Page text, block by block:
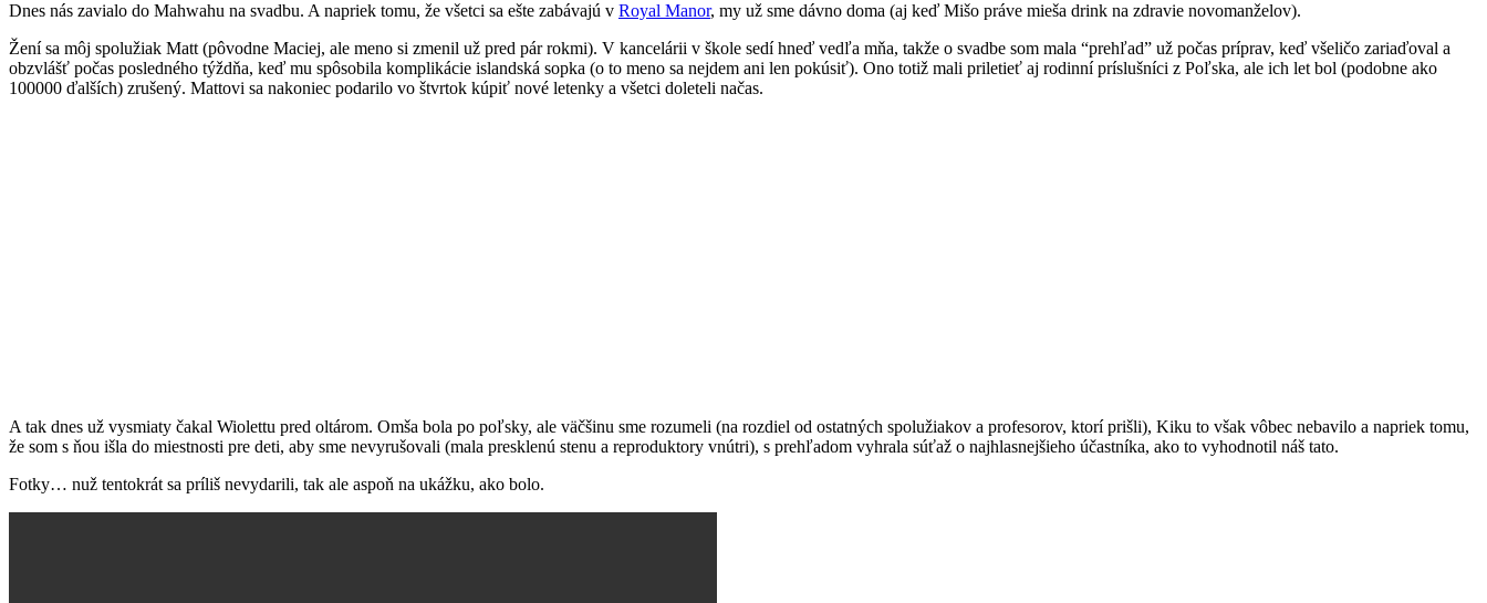
Dnes nás zavialo do Mahwahu na svadbu. A napriek tomu, že všetci sa ešte zabávajú v Royal Manor, my už sme dávno doma (aj keď Mišo práve mieša drink na zdravie novomanželov).
Žení sa môj spolužiak Matt (pôvodne Maciej, ale meno si zmenil už pred pár rokmi). V kancelárii v škole sedí hneď vedľa mňa, takže o svadbe som mala “prehľad” už počas príprav, keď všeličo zariaďoval a
obzvlášť počas posledného týždňa, keď mu spôsobila komplikácie islandská sopka (o to meno sa nejdem ani len pokúsiť). Ono totiž mali priletieť aj rodinní príslušníci z Poľska, ale ich let bol (podobne ako
100000 ďalších) zrušený. Mattovi sa nakoniec podarilo vo štvrtok kúpiť nové letenky a všetci doleteli načas.
A tak dnes už vysmiaty čakal Wiolettu pred oltárom. Omša bola po poľsky, ale väčšinu sme rozumeli (na rozdiel od ostatných spolužiakov a profesorov, ktorí prišli), Kiku to však vôbec nebavilo a napriek tomu,
že som s ňou išla do miestnosti pre deti, aby sme nevyrušovali (mala presklenú stenu a reproduktory vnútri), s prehľadom vyhrala súťaž o najhlasnejšieho účastníka, ako to vyhodnotil náš tato.
Fotky… nuž tentokrát sa príliš nevydarili, tak ale aspoň na ukážku, ako bolo.